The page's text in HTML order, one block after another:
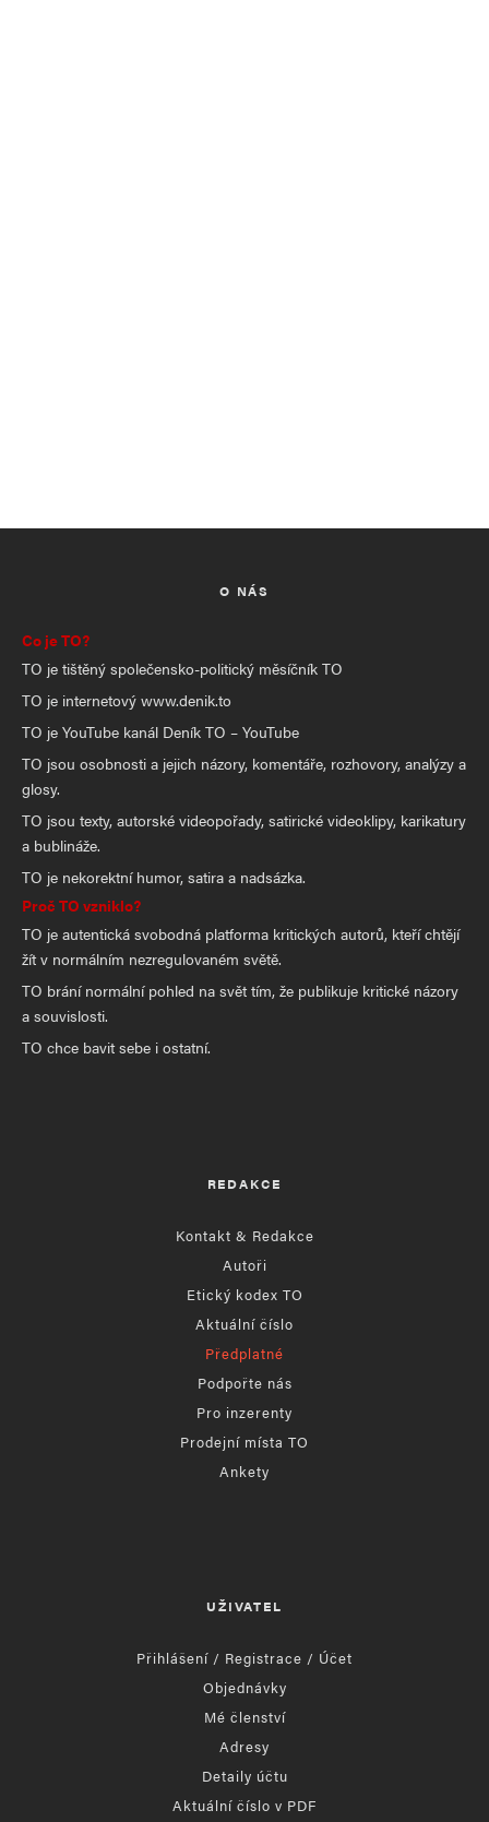
O NÁS
Co je TO?
TO je tištěný společensko-politický měsíčník TO
TO je internetový www.denik.to
TO je YouTube kanál Deník TO – YouTube
TO jsou osobnosti a jejich názory, komentáře, rozhovory, analýzy a
glosy.
TO jsou texty, autorské videopořady, satirické videoklipy, karikatury
a bublináže.
TO je nekorektní humor, satira a nadsázka.
Proč TO vzniklo?
TO je autentická svobodná platforma kritických autorů, kteří chtějí
žít v normálním nezregulovaném světě.
TO brání normální pohled na svět tím, že publikuje kritické názory
a souvislosti.
TO chce bavit sebe i ostatní.
REDAKCE
Kontakt & Redakce
Autoři
Etický kodex TO
Aktuální číslo
Předplatné
Podpořte nás
Pro inzerenty
Prodejní místa TO
Ankety
UŽIVATEL
Přihlášení / Registrace / Účet
Objednávky
Mé členství
Adresy
Detaily účtu
Aktuální číslo v PDF